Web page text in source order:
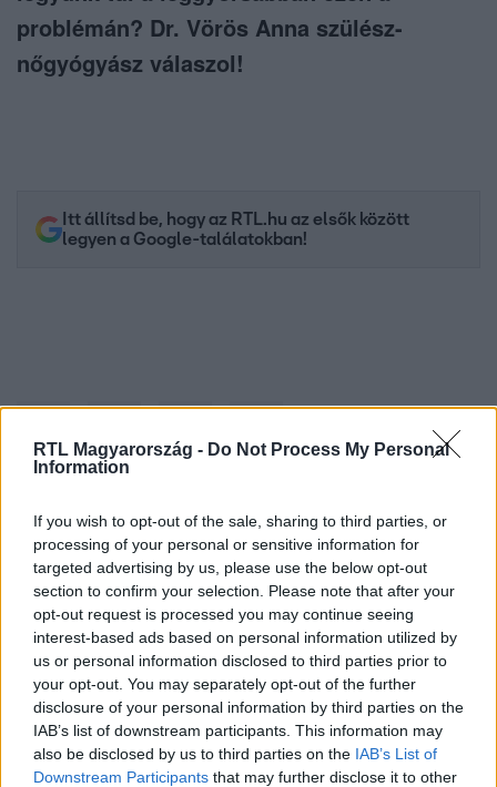
RTL Magyarország - Do Not Process My Personal
Information
If you wish to opt-out of the sale, sharing to third parties, or
processing of your personal or sensitive information for
targeted advertising by us, please use the below opt-out
section to confirm your selection. Please note that after your
opt-out request is processed you may continue seeing
interest-based ads based on personal information utilized by
us or personal information disclosed to third parties prior to
your opt-out. You may separately opt-out of the further
disclosure of your personal information by third parties on the
IAB’s list of downstream participants. This information may
also be disclosed by us to third parties on the IAB’s List of
Downstream Participants that may further disclose it to other
problémán? Dr. Vörös Anna szülész-
nőgyógyász válaszol!
Itt állítsd be, hogy az RTL.hu az elsők között
legyen a Google-találatokban!
Kövess minket, és értesülj a friss hírekről a
Facebookon is!
Követem
PELLER ANNA